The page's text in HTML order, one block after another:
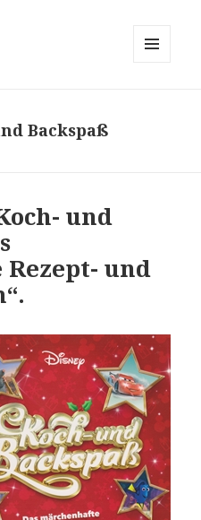
Backspaß
und
und